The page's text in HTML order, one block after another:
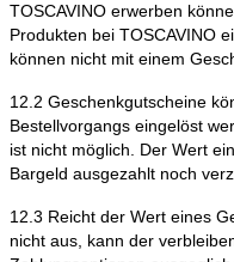
TOSCAVINO erwerben
Produkten bei TOSCAVINO
können nicht mit einem
12.2 Geschenkgutscheine
Bestellvorgangs eingelöst
ist nicht möglich. Der Wert
Bargeld ausgezahlt noch
12.3 Reicht der Wert eines
nicht aus, kann der